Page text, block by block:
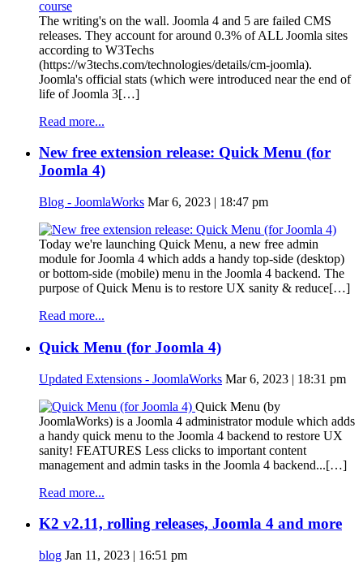
The writing's on the wall. Joomla 4 and 5 are failed CMS
releases. They account for around 0.3% of ALL Joomla sites
according to W3Techs
(https://w3techs.com/technologies/details/cm-joomla).
Joomla's official stats (which were introduced near the end of
life of Joomla 3[…]
Read more...
New free extension release: Quick Menu (for
Joomla 4)
Blog - JoomlaWorks Mar 6, 2023 | 18:47 pm
Today we're launching Quick Menu, a new free admin
module for Joomla 4 which adds a handy top-side (desktop)
or bottom-side (mobile) menu in the Joomla 4 backend. The
purpose of Quick Menu is to restore UX sanity & reduce[…]
Read more...
Quick Menu (for Joomla 4)
Updated Extensions - JoomlaWorks Mar 6, 2023 | 18:31 pm
Quick Menu (by
JoomlaWorks) is a Joomla 4 administrator module which adds
a handy quick menu to the Joomla 4 backend to restore UX
sanity! FEATURES Less clicks to important content
management and admin tasks in the Joomla 4 backend...[…]
Read more...
K2 v2.11, rolling releases, Joomla 4 and more
blog Jan 11, 2023 | 16:51 pm